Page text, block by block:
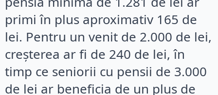
primi în plus aproximativ 165 de
lei. Pentru un venit de 2.000 de lei,
creșterea ar fi de 240 de lei, în
timp ce seniorii cu pensii de 3.000
de lei ar beneficia de un plus de